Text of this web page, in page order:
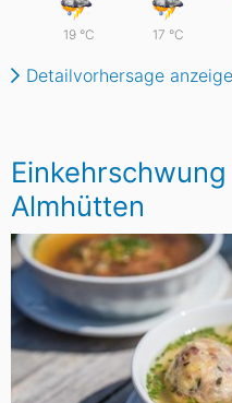
19 °C 17 °C
Detailvorhersage
Almhütten